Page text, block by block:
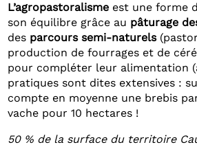
L’agropastoralisme est une forme
son équilibre grâce au pâturage
des parcours semi-naturels
production de fourrages et de
pour compléter leur alimentation
pratiques sont dites extensives :
compte en moyenne une brebis
vache pour 10 hectares !
50 % de la surface du territoire